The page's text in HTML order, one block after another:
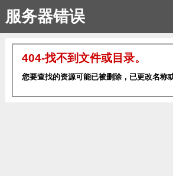
服务器错误
404-找不到文件或目录。
您要查找的资源可能已被删除，已更改名称